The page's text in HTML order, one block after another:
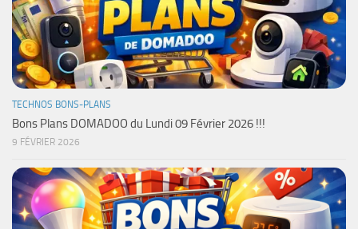
TECHNOS BONS-PLANS
Bons Plans DOMADOO du Lundi 09 Février 2026 !!!
9 FÉVRIER 2026